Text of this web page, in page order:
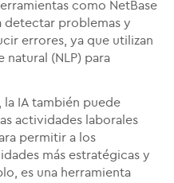
como NetBase
detectar problemas y
errores, ya que utilizan
(NLP) para
IA también puede
actividades laborales
permitir a los
más estratégicas y
es una herramienta